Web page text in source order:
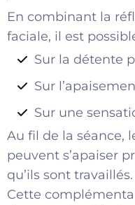
En combinant la
faciale, il est
Sur la détente
Sur
Sur une
Au fil de la séance,
peuvent s’apaiser
qu’ils sont travaillés.
Cette